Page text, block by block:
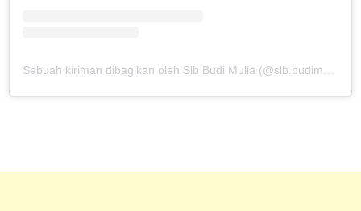
Sebuah kiriman dibagikan oleh Slb Budi Mulia (@slb.budimulia)